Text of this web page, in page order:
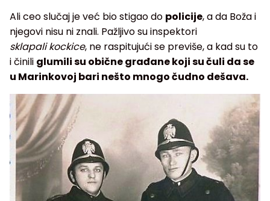
Ali ceo slučaj je već bio stigao do policije, a da Boža i
njegovi nisu ni znali. Pažljivo su inspektori
sklapali kockice, ne raspitujući se previše, a kad su to
i činili glumili su obične građane koji su čuli da se
u Marinkovoj bari nešto mnogo čudno dešava.